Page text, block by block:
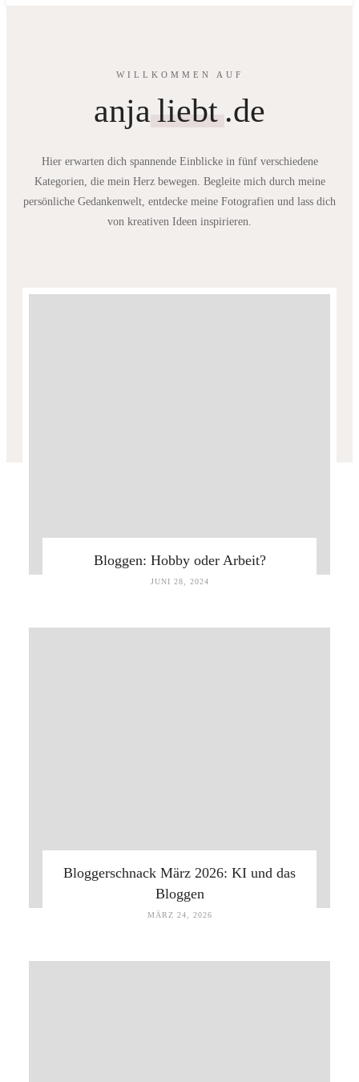
WILLKOMMEN AUF
anja liebt .de
Hier erwarten dich spannende Einblicke in fünf verschiedene
Kategorien, die mein Herz bewegen. Begleite mich durch meine
persönliche Gedankenwelt, entdecke meine Fotografien und lass dich
von kreativen Ideen inspirieren.
Bloggen: Hobby oder Arbeit?
JUNI 28, 2024
Bloggerschnack März 2026: KI und das
Bloggen
MÄRZ 24, 2026